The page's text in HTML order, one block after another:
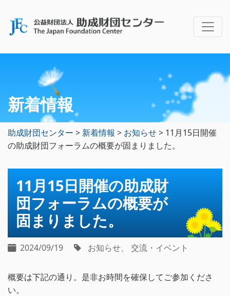
新着情報
助成財団センター > 新着情報 > お知らせ> 11月15日開催
の助成財団フォーラムの概要が固まりました。
11月15日開催の助成財
団フォーラムの概要が
固まりました。
2024/09/19 お知らせ 交流・イベント
概要は下記の通り。是非お時間を確保してご参加くださ
い。